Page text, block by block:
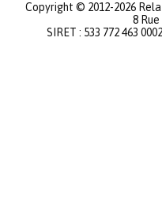
Copyright © 2012-2026
8
SIRET : 533 772 463